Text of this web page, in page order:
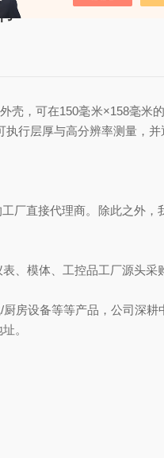
壳，可在150毫米×158毫
行层厚与高分辨率测量，
厂直接代理商。除此之外
、模体、工控品工厂源头采
房设备等等产品，公司深耕
。